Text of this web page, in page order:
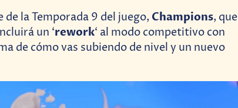
la Temporada 9 del juego, Champions, que
un ‘rework‘ al modo competitivo con
de cómo vas subiendo de nivel y un nuevo